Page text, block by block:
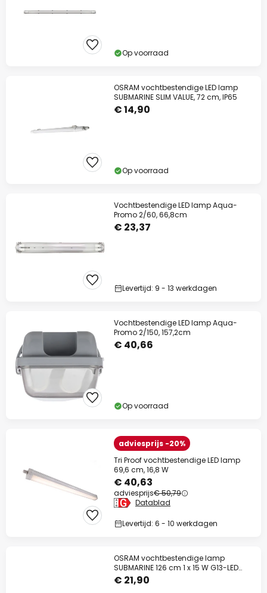
Op voorraad
OSRAM vochtbestendige LED lamp
SUBMARINE SLIM VALUE, 72 cm, IP65
€ 14,90
Op voorraad
Vochtbestendige LED lamp Aqua-
Promo 2/60, 66,8cm
€ 23,37
Levertijd: 9 - 13 werkdagen
Vochtbestendige LED lamp Aqua-
Promo 2/150, 157,2cm
€ 40,66
Op voorraad
adviesprijs -20%
Tri Proof vochtbestendige LED lamp
69,6 cm, 16,8 W
€ 40,63
adviesprijs€ 50,79
Datablad
Levertijd: 6 - 10 werkdagen
OSRAM vochtbestendige lamp
SUBMARINE 126 cm 1 x 15 W G13-LED
IP65
€ 21,90